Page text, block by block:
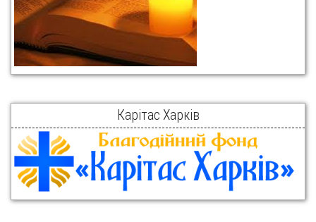
Карітас Харків